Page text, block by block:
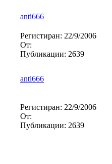
anti666
Регистиран: 22/9/2006
От:
Публикации: 2639
anti666
Регистиран: 22/9/2006
От:
Публикации: 2639